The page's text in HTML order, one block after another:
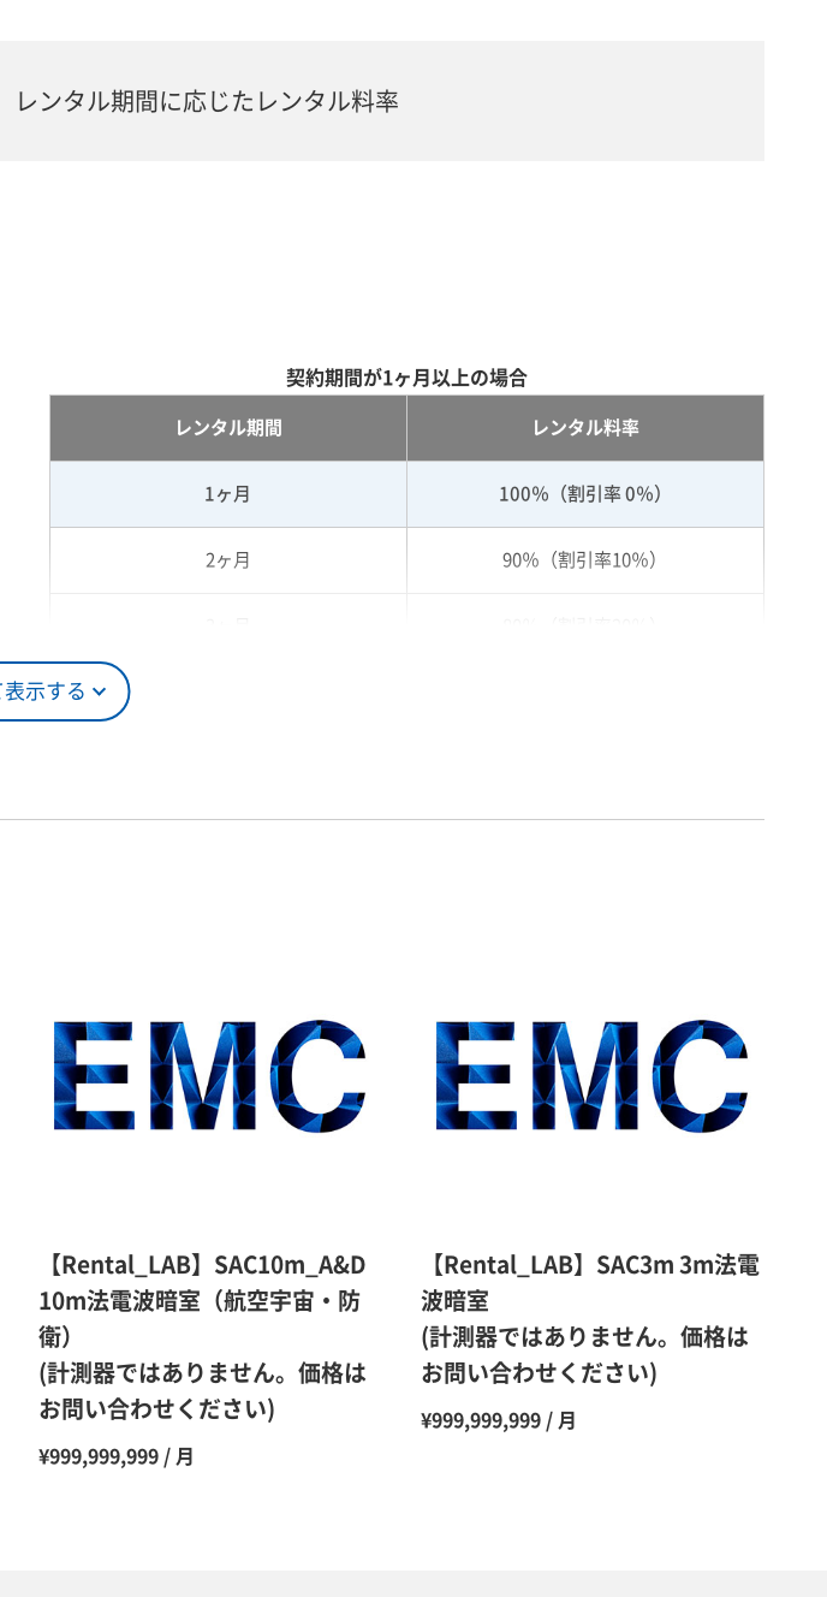
タル期間に応じたレンタル料率
表示する
契約期間が1ヶ月以上の場合
レンタル期間 レンタル料率
1ヶ月 100％（割引率 0％）
2ヶ月 90％（割引率10％）
6ヶ月 65％（割引率35％）
9ヶ月 50％（割引率50％）
10ヶ月 48％（割引率52％）
【Rental_LAB】SAC10m_A&D
10m法電波暗室（航空宇宙・防
衛）
(計測器ではありません。価格は
お問い合わせください)
¥999,999,999 / 月
【Rental_LAB】SAC3m 3m法電
波暗室
(計測器ではありません。価格は
お問い合わせください)
¥999,999,999 / 月